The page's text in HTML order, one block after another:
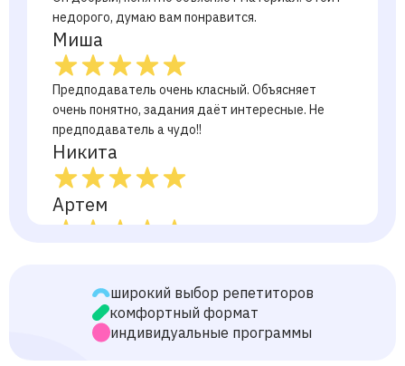
недорого, думаю вам понравится.
Миша
Предподаватель очень класный. Объясняет
очень понятно, задания даёт интересные. Не
предподаватель а чудо!!
Никита
Артем
Елизавета
широкий выбор репетиторов
комфортный формат
индивидуальные программы